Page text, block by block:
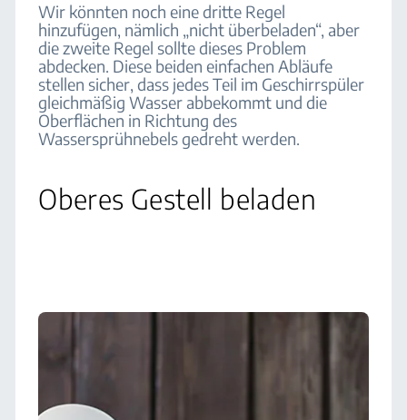
Wir könnten noch eine dritte Regel
hinzufügen, nämlich „nicht überbeladen“, aber
die zweite Regel sollte dieses Problem
abdecken. Diese beiden einfachen Abläufe
stellen sicher, dass jedes Teil im Geschirrspüler
gleichmäßig Wasser abbekommt und die
Oberflächen in Richtung des
Wassersprühnebels gedreht werden.
Oberes Gestell beladen